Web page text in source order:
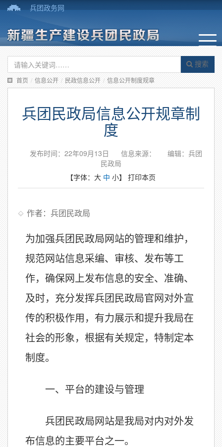
兵团政务网
搜索
首页 / 信息公开 / 民政信息公开 / 信息公开制度规章
兵团民政局信息公开规章制
度
发布时间：22年09月13日 信息来源：
编辑：兵团
民政局
【字体： 大 中 小】 打印本页
作者：兵团民政局
为加强兵团民政局网站的管理和维护，
规范网站信息采编、审核、发布等工
作，确保网上发布信息的安全、准确、
及时，充分发挥兵团民政局官网对外宣
传的积极作用，有力展示和提升我局在
社会的形象，根据有关规定，特制定本
制度。
一、平台的建设与管理
兵团民政局网站是我局对内对外发
布信息的主要平台之一。